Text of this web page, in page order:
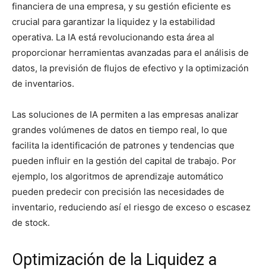
financiera de una empresa, y su gestión eficiente es
crucial para garantizar la liquidez y la estabilidad
operativa. La IA está revolucionando esta área al
proporcionar herramientas avanzadas para el análisis de
datos, la previsión de flujos de efectivo y la optimización
de inventarios.
Las soluciones de IA permiten a las empresas analizar
grandes volúmenes de datos en tiempo real, lo que
facilita la identificación de patrones y tendencias que
pueden influir en la gestión del capital de trabajo. Por
ejemplo, los algoritmos de aprendizaje automático
pueden predecir con precisión las necesidades de
inventario, reduciendo así el riesgo de exceso o escasez
de stock.
Optimización de la Liquidez a